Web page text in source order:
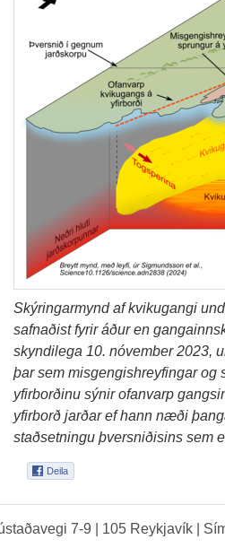
Skýringarmynd af kvikugangi
safnaðist fyrir áður en
skyndilega 10. nóvember 2023,
þar sem misgengishreyfingar og
yfirborðinu sýnir ofanvarp
yfirborð jarðar ef hann næði
staðsetningu þversniðisins sem
7-9 | 105 Reykjavík |